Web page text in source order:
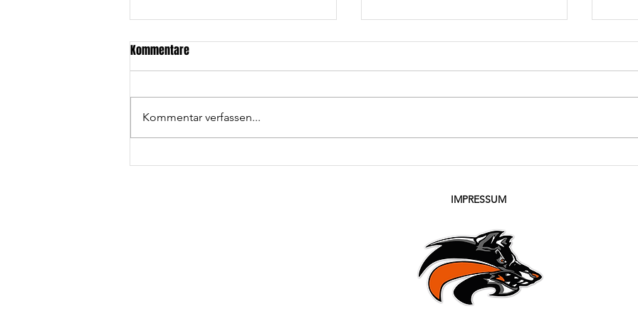
Wolfpack beendet Saison
Kommentare
Kommentar verfassen...
IMPRESSUM